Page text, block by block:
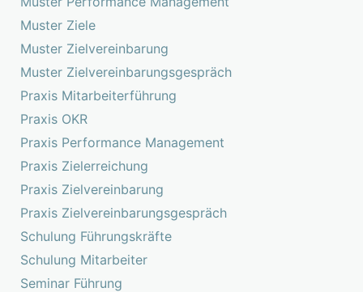
Muster Ziele
Muster Zielvereinbarung
Muster Zielvereinbarungsgespräch
Praxis Mitarbeiterführung
Praxis OKR
Praxis Performance Management
Praxis Zielerreichung
Praxis Zielvereinbarung
Praxis Zielvereinbarungsgespräch
Schulung Führungskräfte
Schulung Mitarbeiter
Seminar Führung